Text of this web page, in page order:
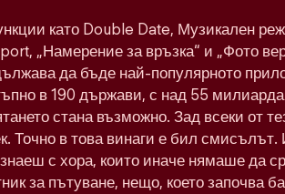
като Double Date, Музикален
„Намерение за връзка“ и „Фото
да бъде най-популярното
в 190 държави, с над 55 милиарда
стана възможно. Зад всеки от
Точно в това винаги е бил
с хора, които иначе нямаше да
за пътуване, нещо, което започва